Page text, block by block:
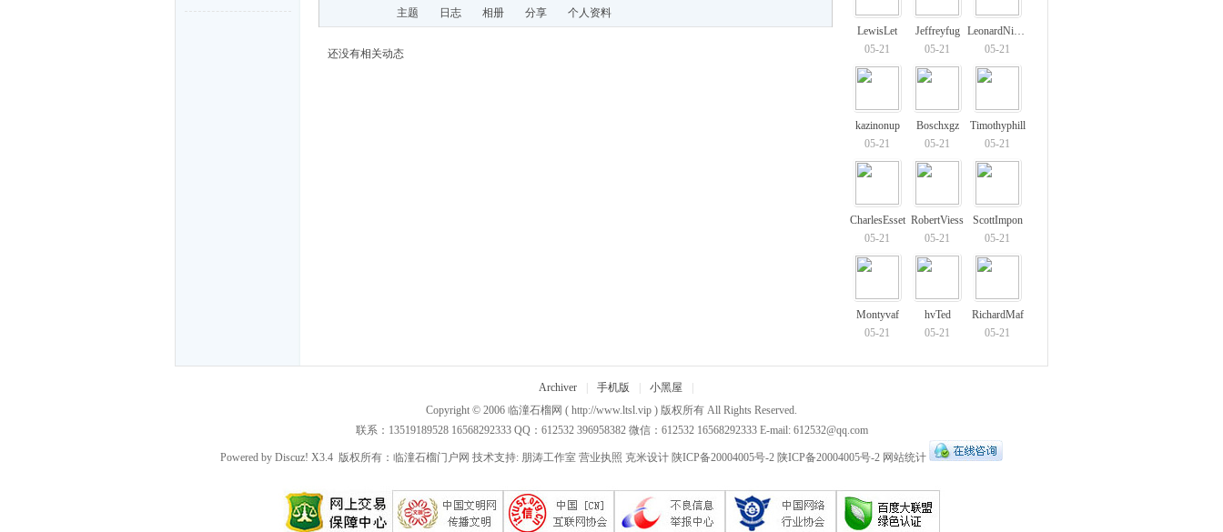
LewisLet
05-21
Jeffreyfug
05-21
LeonardNique
05-21
kazinonup
05-21
Boschxgz
05-21
Timothyphill
05-21
CharlesEsset
05-21
RobertViess
05-21
ScottImpon
05-21
Montyvaf
05-21
hvTed
05-21
RichardMaf
05-21
主题 日志 相册 分享 个人资料
还没有相关动态
Archiver 手机版 小黑屋
Copyright © 2006 临潼石榴网 ( http://www.ltsl.vip ) 版权所有 All Rights Reserved.
联系：13519189528 16568292333 QQ：612532 396958382 微信：612532 16568292333 E-mail: 612532@qq.com
Powered by Discuz! X3.4 版权所有：临潼石榴门户网 技术支持: 朋涛工作室 营业执照 克米设计 陕ICP备20004005号-2 陕ICP备20004005号-2 网站统计